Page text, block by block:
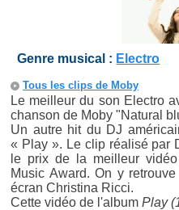
Genre musical : Electro
Tous les clips de Moby
Le meilleur du son Electro
chanson de Moby "Natural
Un autre hit du DJ
« Play ». Le clip réalisé par
le prix de la meilleur
Music Award. On y
écran Christina Ricci.
Cette vidéo de l'albumPlay